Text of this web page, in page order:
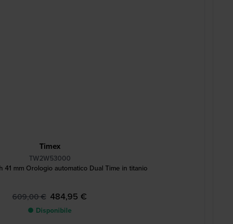
Timex
TW2W53000
41 mm Orologio automatico Dual Time in titanio
609,00 € 484,95 €
● Disponibile